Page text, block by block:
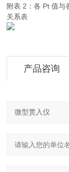
附表 2：各 Pt 值与
关系表
产品咨询